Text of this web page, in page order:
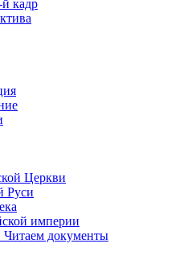
кадр
Церкви
Руси
империи
документы